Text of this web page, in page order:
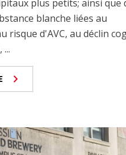
plus petits; ainsi que
blanche liées au
risque d'AVC, au déclin